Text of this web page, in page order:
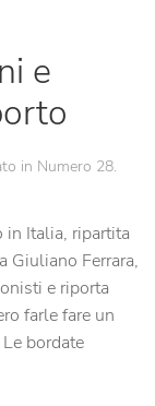
e
in Numero 28.
Italia, ripartita
Giuliano Ferrara,
e riporta
farle fare un
bordate